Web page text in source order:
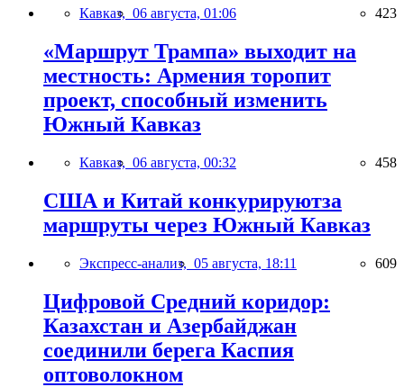
Кавказ, 06 августа, 01:06 423
«Маршрут Трампа» выходит на
местность: Армения торопит
проект, способный изменить
Южный Кавказ
Кавказ, 06 августа, 00:32 458
США и Китай конкурируютза
маршруты через Южный Кавказ
Экспресс-анализ, 05 августа, 18:11 609
Цифровой Средний коридор:
Казахстан и Азербайджан
соединили берега Каспия
оптоволокном